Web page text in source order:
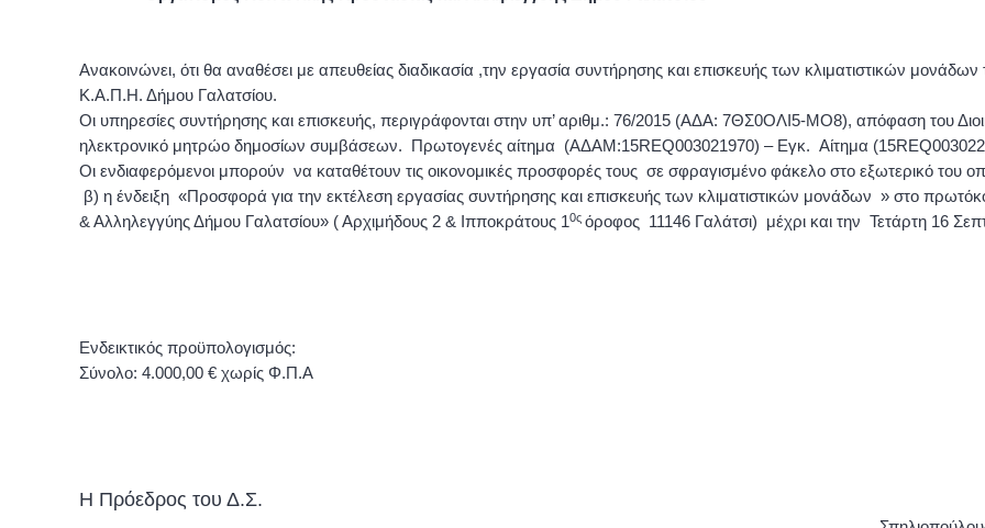
Ανακοινώνει, ότι θα αναθέσει με απευθείας διαδικασία ,την εργασία συντήρησης και επισκευής των κλιματιστικών
Κ.Α.Π.Η. Δήμου Γαλατσίου.
Οι υπηρεσίες συντήρησης και επισκευής, περιγράφονται στην υπ’ αριθμ.: 76/2015 (ΑΔΑ: 7ΘΣ0ΟΛΙ5-ΜΟ8), απόφαση του
ηλεκτρονικό μητρώο δημοσίων συμβάσεων. Πρωτογενές αίτημα (ΑΔΑΜ:15REQ003021970) – Εγκ. Αίτημα (15REQ
Οι ενδιαφερόμενοι μπορούν να καταθέτουν τις οικονομικές προσφορές τους σε σφραγισμένο φάκελο στο εξωτερικό του
β) η ένδειξη «Προσφορά για την εκτέλεση εργασίας συντήρησης και επισκευής των κλιματιστικών μονάδων » στο
& Αλληλεγγύης Δήμου Γαλατσίου» ( Αρχιμήδους 2 & Ιπποκράτους 10ς όροφος 11146 Γαλάτσι) μέχρι και την Τετάρτη 16
Ενδεικτικός προϋπολογισμός:
Σύνολο: 4.000,00 € χωρίς Φ.Π.Α
Η Πρόεδρος του Δ.Σ.